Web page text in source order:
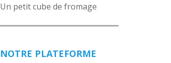
Un petit cube de fromage
NOTRE PLATEFORME